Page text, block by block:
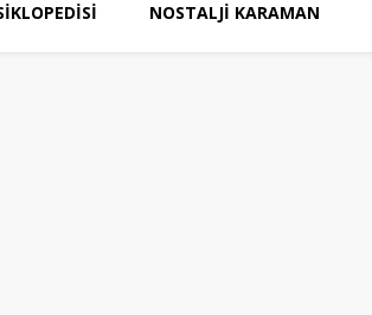
NOSTALJI KARAMAN